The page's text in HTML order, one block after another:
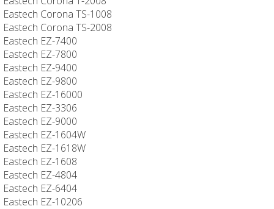
Eastech Corona TS-1008
Eastech Corona TS-2008
Eastech EZ-7400
Eastech EZ-7800
Eastech EZ-9400
Eastech EZ-9800
Eastech EZ-16000
Eastech EZ-3306
Eastech EZ-9000
Eastech EZ-1604W
Eastech EZ-1618W
Eastech EZ-1608
Eastech EZ-4804
Eastech EZ-6404
Eastech EZ-10206